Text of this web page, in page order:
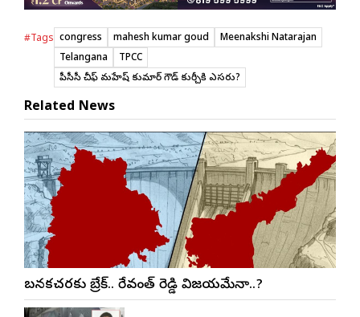
#Tags congress mahesh kumar goud
Meenakshi Natarajan
Telangana
TPCC
టీపీసీసీ చీఫ్ మహేష్ కుమార్ గౌడ్ కుర్చీకి ఎసరు?
Related News
బనకచర్లకు బ్రేక్.. రేవంత్ రెడ్డి విజయమేనా..?